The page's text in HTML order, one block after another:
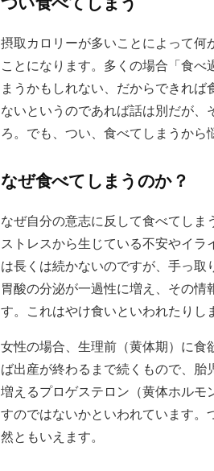
日
摂取カロリーが多いことによって何
ことになります。多くの場合「食
まうかもしれない、だからできれ
ないというのであれば話は別だが、
ろ。でも、つい、食べてしまうから
なぜ食べてしまうのか？
なぜ自分の意志に反して食べてしま
ストレスから生じている不安やイ
は長くは続かないのですが、手っ
胃酸の分泌が一過性に増え、その
す。これはやけ食いといわれたりし
女性の場合、生理前（黄体期）に
ば出産が終わるまで続くもので、
増えるプロゲステロン（黄体ホル
すのではないかといわれています。
然ともいえます。